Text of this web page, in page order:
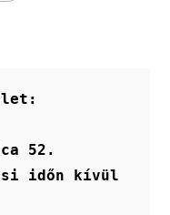
termékoldalon
választhatók
52.
időn kívül